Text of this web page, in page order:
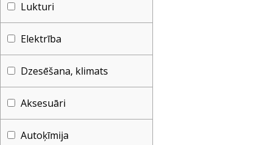
Lukturi
Elektrība
Dzesēšana, klimats
Aksesuāri
Autoķīmija